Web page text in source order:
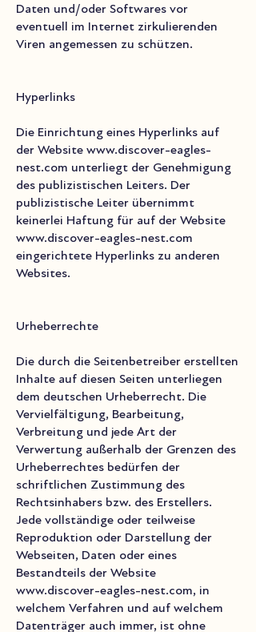
Daten und/oder Softwares vor
eventuell im Internet zirkulierenden
Viren angemessen zu schützen.
Hyperlinks
Die Einrichtung eines Hyperlinks auf
der Website www.discover-eagles-
nest.com unterliegt der Genehmigung
des publizistischen Leiters. Der
publizistische Leiter übernimmt
keinerlei Haftung für auf der Website
www.discover-eagles-nest.com
eingerichtete Hyperlinks zu anderen
Websites.
Urheberrechte
Die durch die Seitenbetreiber erstellten
Inhalte auf diesen Seiten unterliegen
dem deutschen Urheberrecht. Die
Vervielfältigung, Bearbeitung,
Verbreitung und jede Art der
Verwertung außerhalb der Grenzen des
Urheberrechtes bedürfen der
schriftlichen Zustimmung des
Rechtsinhabers bzw. des Erstellers.
Jede vollständige oder teilweise
Reproduktion oder Darstellung der
Webseiten, Daten oder eines
Bestandteils der Website
www.discover-eagles-nest.com, in
welchem Verfahren und auf welchem
Datenträger auch immer, ist ohne